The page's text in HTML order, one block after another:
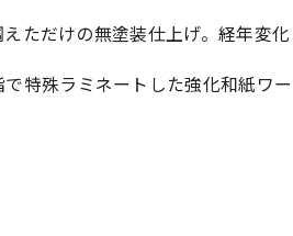
ただけの無塗装仕上げ。経年変
特殊ラミネートした強化和紙ワ